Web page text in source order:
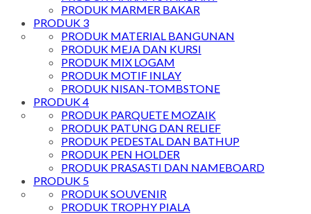
PRODUK MARMER BAKAR
PRODUK 3
PRODUK MATERIAL BANGUNAN
PRODUK MEJA DAN KURSI
PRODUK MIX LOGAM
PRODUK MOTIF INLAY
PRODUK NISAN-TOMBSTONE
PRODUK 4
PRODUK PARQUETE MOZAIK
PRODUK PATUNG DAN RELIEF
PRODUK PEDESTAL DAN BATHUP
PRODUK PEN HOLDER
PRODUK PRASASTI DAN NAMEBOARD
PRODUK 5
PRODUK SOUVENIR
PRODUK TROPHY PIALA